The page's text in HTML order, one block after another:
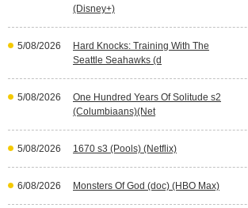
(Disney+)
5/08/2026
Hard Knocks: Training With The
Seattle Seahawks (d
5/08/2026
One Hundred Years Of Solitude s2
(Columbiaans)(Net
5/08/2026 1670 s3 (Pools) (Netflix)
6/08/2026 Monsters Of God (doc) (HBO Max)